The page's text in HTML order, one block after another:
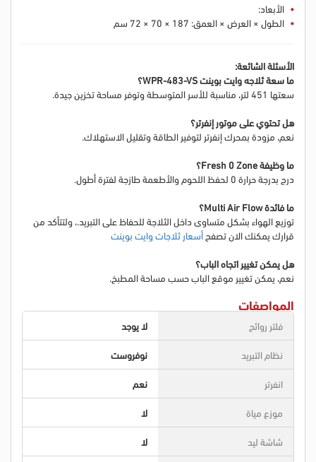
الأبعاد:
الطول × العرض × العمق: 187 × 70 × 72 سم
الأسئلة الشائعة:
ما سعة ثلاجه وايت بوينت WPR-483-VS؟
سعتها 451 لتر، مناسبة للأسر المتوسطة وتوفر مساحة تخزين جيدة.
هل تحتوي على موتور إنفرتر؟
نعم، مزودة بمحرك إنفرتر لتوفير الطاقة وتقليل الاستهلاك.
ما وظيفة Fresh 0 Zone؟
درج بدرجة حرارة 0 لحفظ اللحوم والأطعمة طازجة لفترة أطول.
ما فائدة Multi Air Flow؟
توزيع الهواء بشكل متساوي داخل الثلاجة للحفاظ على التبريد.، ولتتأكد من
قرارك يمكنك الان تصفحأسعار ثلاجات وايت بوينت
هل يمكن تغيير اتجاه الباب؟
نعم، يمكن تغيير موقع الباب حسب مساحة المطبخ.
المواصفات
فلتر روائح
لا يوجد
نظام التبريد
نوفروست
انفرتر
نعم
موزع مياة
لا
شاشة ليد
لا